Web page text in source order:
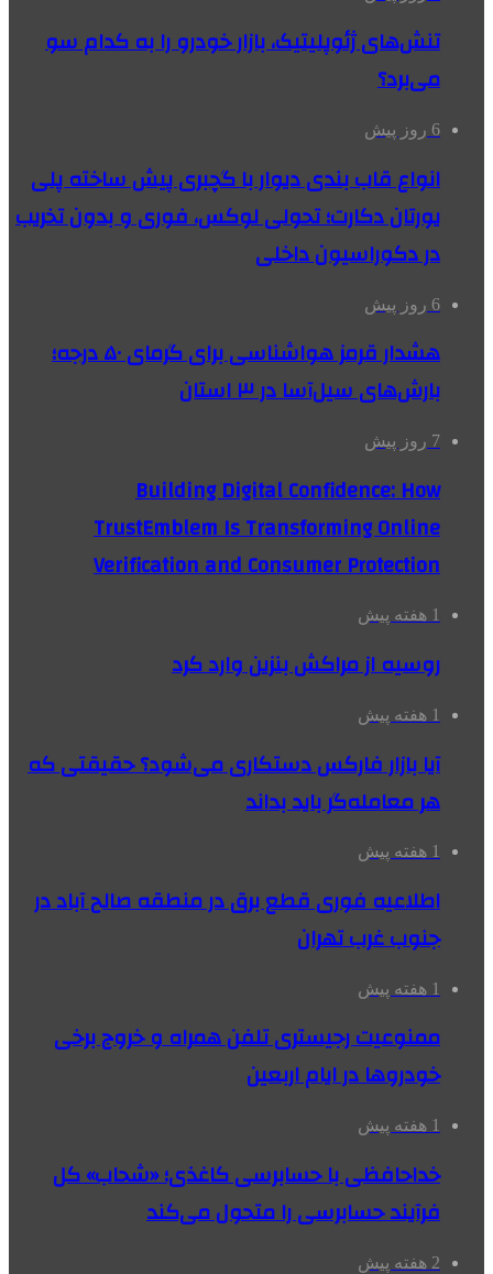
تنش‌های ژئوپلیتیک، بازار خودرو را به کدام سو
می‌برد؟
6 روز پیش
انواع قاب بندی دیوار با گچبری پیش ساخته پلی
یورتان دکارت؛ تحولی لوکس، فوری و بدون تخریب
در دکوراسیون داخلی
6 روز پیش
هشدار قرمز هواشناسی برای گرمای ۵۰ درجه؛
بارش‌های سیل‌آسا در ۳ استان
7 روز پیش
Building Digital Confidence: How
TrustEmblem Is Transforming Online
Verification and Consumer Protection
1 هفته پیش
روسیه از مراکش بنزین وارد کرد
1 هفته پیش
آیا بازار فارکس دستکاری می‌شود؟ حقیقتی که
هر معامله‌گر باید بداند
1 هفته پیش
اطلاعیه فوری قطع برق در منطقه صالح آباد در
جنوب غرب تهران
1 هفته پیش
ممنوعیت رجیستری تلفن همراه و خروج برخی
خودروها در ایام اربعین
1 هفته پیش
خداحافظی با حسابرسی کاغذی؛ «شحاب» کل
فرآیند حسابرسی را متحول می‌کند
2 هفته پیش